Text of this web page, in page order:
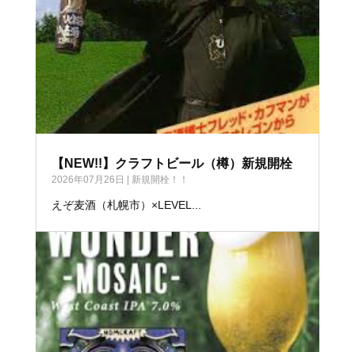
【NEW!!】クラフトビール（樽）新規開栓
2026年07月26日 | 新規開栓！！
えぞ麦酒（札幌市）×LEVEL...